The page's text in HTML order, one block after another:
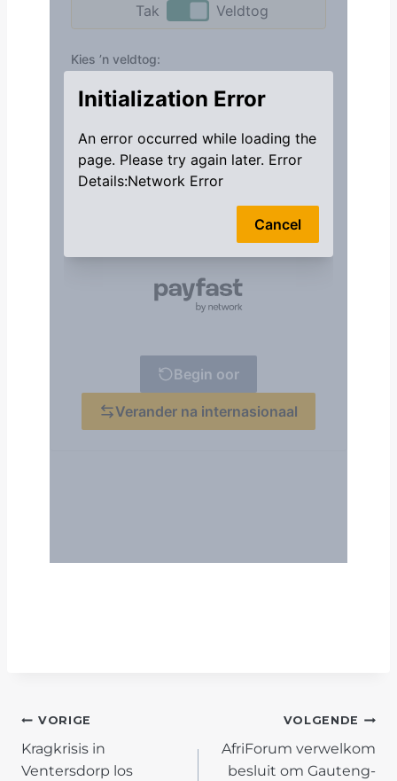
POST
NAVIGATION
VORIGE
Kragkrisis in
Ventersdorp los
VOLGENDE
AfriForum verwelkom
besluit om Gauteng-